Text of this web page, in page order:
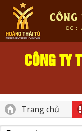
CÔNG TY
Trang chủ